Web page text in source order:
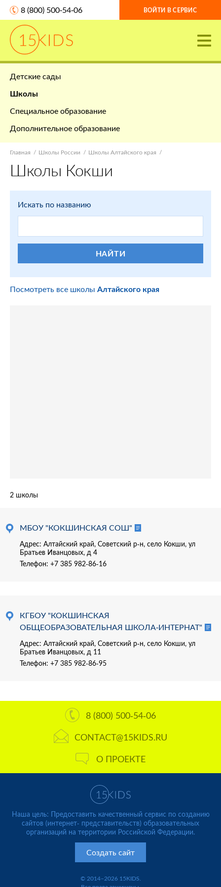
8 (800) 500-54-06 ВОЙТИ В СЕРВИС
Детские сады
Школы
Специальное образование
Дополнительное образование
Главная Школы России Школы Алтайского края
Школы Кокши
Искать по названию
НАЙТИ
Посмотреть все школы Алтайского края
2 школы
МБОУ "КОКШИНСКАЯ СОШ"
Адрес: Алтайский край, Советский р-н, село Кокши, ул
Братьев Иванцовых, д 4
Телефон: +7 385 982-86-16
КГБОУ "КОКШИНСКАЯ
ОБЩЕОБРАЗОВАТЕЛЬНАЯ ШКОЛА-ИНТЕРНАТ"
Адрес: Алтайский край, Советский р-н, село Кокши, ул
Братьев Иванцовых, д 11
Телефон: +7 385 982-86-95
8 (800) 500-54-06
CONTACT@15KIDS.RU
О ПРОЕКТЕ
Наша цель: Предоставить качественный сервис по созданию
сайтов (интернет- представительств) образовательных
организаций на территории Российской Федерации.
Создать сайт
© 2014–2026 15KIDS.